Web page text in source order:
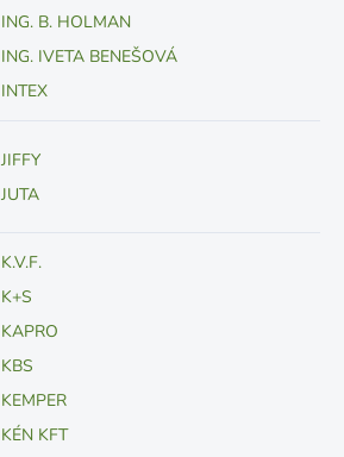
ING. B. HOLMAN
ING. IVETA BENEŠOVÁ
INTEX
JIFFY
JUTA
K.V.F.
K+S
KAPRO
KBS
KEMPER
KÉN KFT